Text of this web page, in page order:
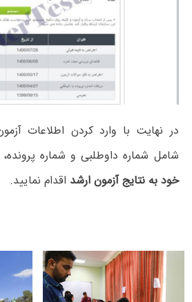
شامل شماره داوطلبی و شماره
خود به نتایج آزمون ارشد اقدام نمایید.